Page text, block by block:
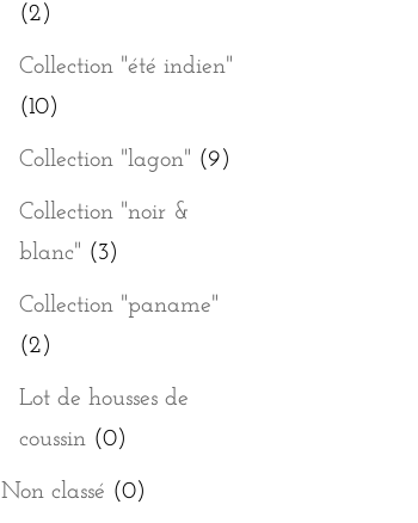
(2)
Collection "été indien"
(10)
Collection "lagon" (9)
Collection "noir &
blanc" (3)
Collection "paname"
(2)
Lot de housses de
coussin (0)
Non classé (0)